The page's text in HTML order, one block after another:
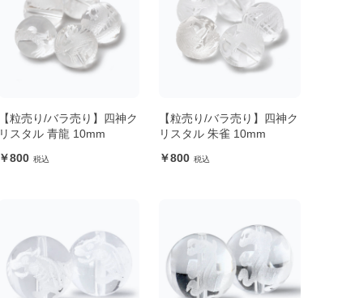
【粒売り/バラ売り】四神ク
リスタル 青龍 10mm
800
【粒売り/バラ売り】四神ク
リスタル 朱雀 10mm
800